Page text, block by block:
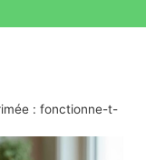
: fonctionne-t-